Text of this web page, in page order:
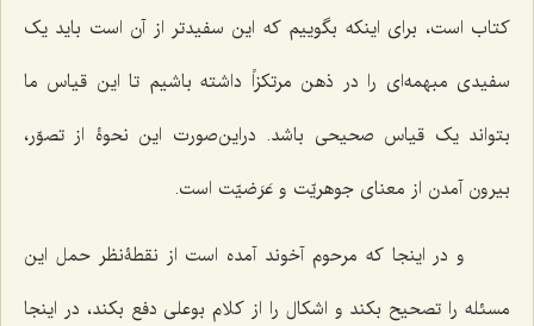
کتاب است، برای اینکه بگوییم که این سفیدتر از آن است باید یک
سفیدى مبهمه‌ای را در ذهن مرتکزاً داشته باشیم تا این قیاس ما
بتواند یک قیاس صحیحى باشد. دراین‌صورت این نحوۀ از تصوّر،
بیرون آمدن از معناى جوهریّت و عَرَضیّت است.
و در اینجا که مرحوم آخوند آمده است از نقطۀنظر حمل این
مسئله را تصحیح بکند و اشکال را از کلام بوعلى دفع بکند، در اینجا